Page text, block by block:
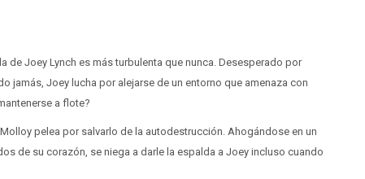
de Joey Lynch es más turbulenta que nunca. Desesperado por
jamás, Joey lucha por alejarse de un entorno que amenaza con
a flote?
pelea por salvarlo de la autodestrucción. Ahogándose en un
de su corazón, se niega a darle la espalda a Joey incluso cuando